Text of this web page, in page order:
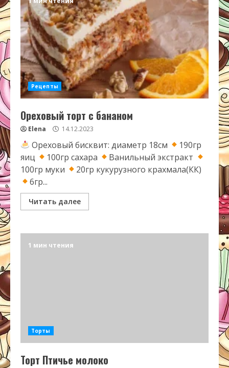
Рецепты
Ореховый торт с бананом
Elena 14.12.2023
Ореховый бисквит: диаметр 18см
190гр
яиц
100гр сахара
Ванильный экстракт
100гр муки
20гр кукурузного крахмала(КК)
6гр...
Читать далее
1 мин чтения
Торты
Торт Птичье молоко